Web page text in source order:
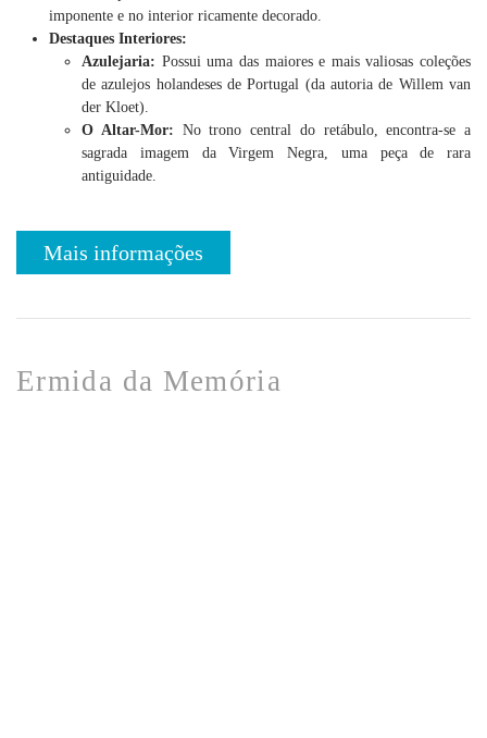
imponente e no interior ricamente decorado.
Destaques Interiores:
Azulejaria: Possui uma das maiores e mais valiosas coleções
de azulejos holandeses de Portugal (da autoria de Willem van
der Kloet).
O Altar-Mor: No trono central do retábulo, encontra-se a
sagrada imagem da Virgem Negra, uma peça de rara
antiguidade.
Mais informações
Ermida da Memória